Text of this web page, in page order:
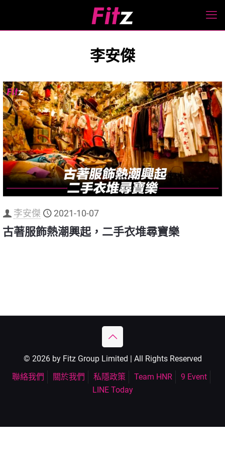
李安傑
李安傑 2021-10-07
古著服飾熱潮興起，二手衣堆尋寶樂
© 2026 by Fitz Group Limited | All Rights Reserved
聯絡我們
關於我們 私隱政策 Team HNR
9 Event
LINE Today